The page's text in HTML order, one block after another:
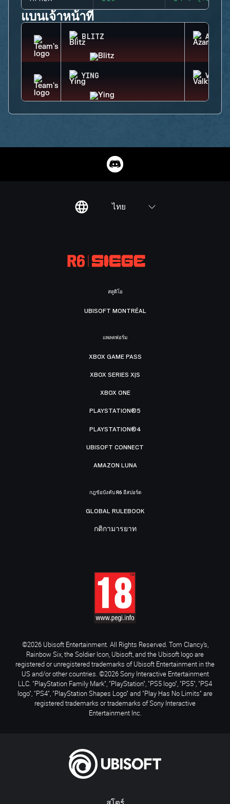
แบนเจ้าหน้าที่
BLITZ AZAMI
YING
ไทย
สตูดิโอ
UBISOFT MONTRÉAL
แพลตฟอร์ม
XBOX GAME PASS
XBOX SERIES X|S
XBOX ONE
PLAYSTATION®5
PLAYSTATION®4
UBISOFT CONNECT
AMAZON LUNA
กฎข้อบังคับ R6 อีสปอร์ต
GLOBAL RULEBOOK
กติกามารยาท
©2026 Ubisoft Entertainment. All Rights Reserved. Tom Clancy’s,
Rainbow Six, the Soldier Icon, Ubisoft, and the Ubisoft logo are
registered or unregistered trademarks of Ubisoft Entertainment in the
US and/or other countries. ©2026 Sony Interactive Entertainment
LLC. "PlayStation Family Mark", "PlayStation", "PS5 logo", "PS5", "PS4
logo", "PS4", "PlayStation Shapes Logo" and "Play Has No Limits" are
registered trademarks or trademarks of Sony Interactive
Entertainment Inc.